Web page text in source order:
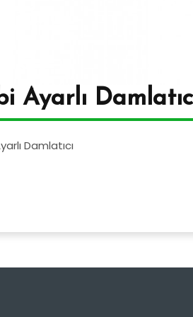
Ayarlı
Damlatıcı